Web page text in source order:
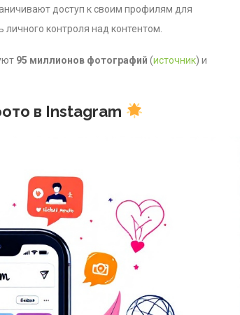
доступ к своим профилям для
контроля над контентом.
95 миллионов фотографий (источник) и
в Instagram